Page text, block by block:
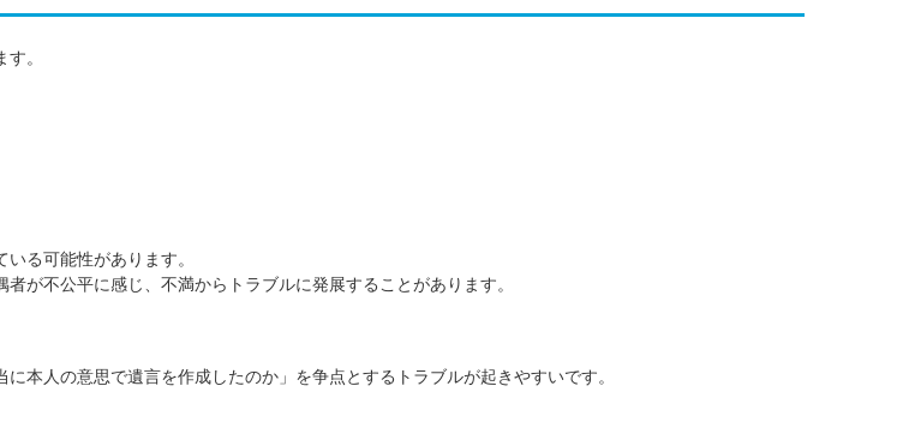
。
る可能性があります。
が不公平に感じ、不満からトラブルに発展することがあります。
本人の意思で遺言を作成したのか」を争点とするトラブルが起きやすいです。